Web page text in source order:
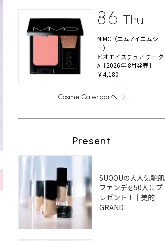
8.6 Thu
MiMC（エムアイエムシ
ー）
ビオモイスチュア チーク
A［2026年 8月発売］
￥4,180
Cosme Calendarへ
Present
SUQQUの大人気艶肌
ファンデを50人にプ
レゼント！｜美的
GRAND